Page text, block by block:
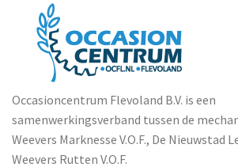
Occasioncentrum Flevoland B.V. is een
samenwerkingsverband tussen de
Weevers Marknesse V.O.F., De Nieuwstad
Weevers Rutten V.O.F.